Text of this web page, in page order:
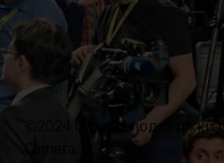
©2024 Служба поддержки